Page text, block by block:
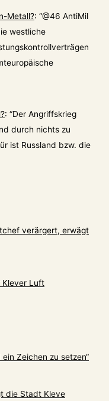
Metall?: “@46 AntiMil
westliche
: “Der Angriffskrieg
durch nichts zu
ist Russland bzw. die
verärgert, erwägt
Klever Luft
Zeichen zu setzen“
die Stadt Kleve